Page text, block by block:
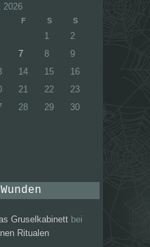
2026
F S S
1
2
7 8
9
14 15
16
21 22
23
28 29
30
Gruselkabinett bei
Ritualen